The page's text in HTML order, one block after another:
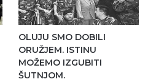
OLUJU SMO DOBILI
ORUŽJEM. ISTINU
MOŽEMO IZGUBITI
ŠUTNJOM.